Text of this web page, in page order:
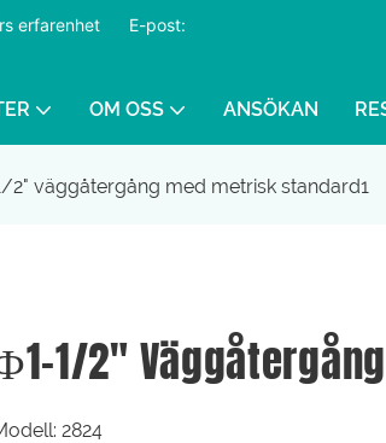
erfarenhet
E-post:
OM OSS ANSÖKAN
2" väggåtergång med metrisk standard1
1/2"
2824